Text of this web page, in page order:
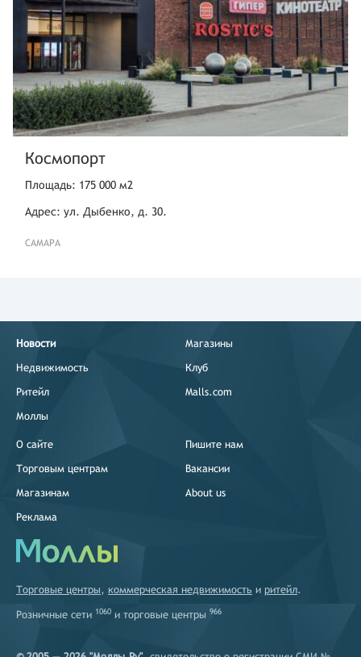
Космопорт
Площадь: 175 000 м2
Адрес: ул. Дыбенко, д. 30.
САМАРА
Новости
Недвижимость
Ритейл
Моллы
Магазины
Клуб
Malls.com
О сайте
Торговым центрам
Магазинам
Реклама
Пишите нам
Вакансии
About us
Торговые центры, коммерческая недвижимость и ритейл.
Розничные сети 1060 и торговые центры 966